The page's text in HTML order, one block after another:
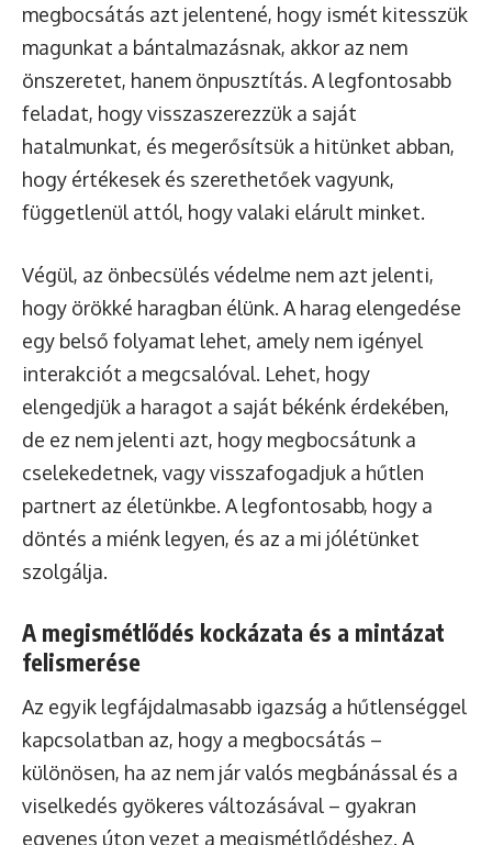
megbocsátás azt jelentené, hogy ismét kitesszük
magunkat a bántalmazásnak, akkor az nem
önszeretet, hanem önpusztítás. A legfontosabb
feladat, hogy visszaszerezzük a saját
hatalmunkat, és megerősítsük a hitünket abban,
hogy értékesek és szerethetőek vagyunk,
függetlenül attól, hogy valaki elárult minket.
Végül, az önbecsülés védelme nem azt jelenti,
hogy örökké haragban élünk. A harag elengedése
egy belső folyamat lehet, amely nem igényel
interakciót a megcsalóval. Lehet, hogy
elengedjük a haragot a saját békénk érdekében,
de ez nem jelenti azt, hogy megbocsátunk a
cselekedetnek, vagy visszafogadjuk a hűtlen
partnert az életünkbe. A legfontosabb, hogy a
döntés a miénk legyen, és az a mi jólétünket
szolgálja.
A megismétlődés kockázata és a mintázat
felismerése
Az egyik legfájdalmasabb igazság a hűtlenséggel
kapcsolatban az, hogy a megbocsátás –
különösen, ha az nem jár valós megbánással és a
viselkedés gyökeres változásával – gyakran
egyenes úton vezet a megismétlődéshez. A